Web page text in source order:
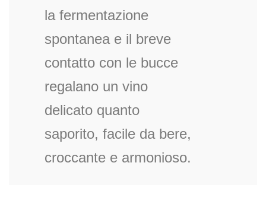
la fermentazione
spontanea e il breve
contatto con le bucce
regalano un vino
delicato quanto
saporito, facile da bere,
croccante e armonioso.